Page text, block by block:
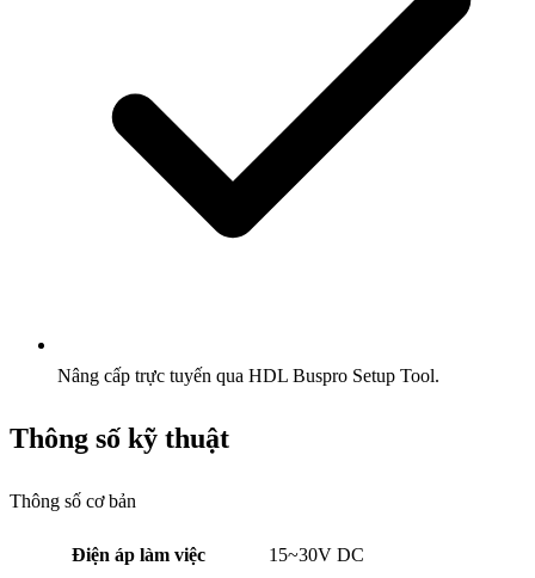
Nâng cấp trực tuyến qua HDL Buspro Setup Tool.
Thông số kỹ thuật
Thông số cơ bản
Điện áp làm việc
15~30V DC